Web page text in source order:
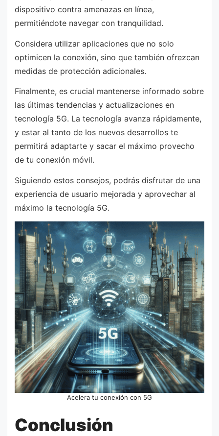
dispositivo contra amenazas en línea,
permitiéndote navegar con tranquilidad.
Considera utilizar aplicaciones que no solo
optimicen la conexión, sino que también ofrezcan
medidas de protección adicionales.
Finalmente, es crucial mantenerse informado sobre
las últimas tendencias y actualizaciones en
tecnología 5G. La tecnología avanza rápidamente,
y estar al tanto de los nuevos desarrollos te
permitirá adaptarte y sacar el máximo provecho
de tu conexión móvil.
Siguiendo estos consejos, podrás disfrutar de una
experiencia de usuario mejorada y aprovechar al
máximo la tecnología 5G.
Acelera tu conexión con 5G
Conclusión